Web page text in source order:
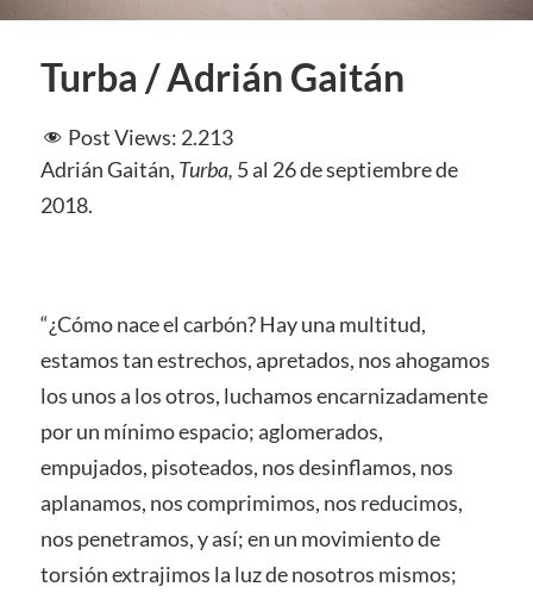
Turba / Adrián Gaitán
Post Views: 2.213
Adrián Gaitán, Turba, 5 al 26 de septiembre de
2018.
“¿Cómo nace el carbón? Hay una multitud,
estamos tan estrechos, apretados, nos ahogamos
los unos a los otros, luchamos encarnizadamente
por un mínimo espacio; aglomerados,
empujados, pisoteados, nos desinflamos, nos
aplanamos, nos comprimimos, nos reducimos,
nos penetramos, y así; en un movimiento de
torsión extrajimos la luz de nosotros mismos;